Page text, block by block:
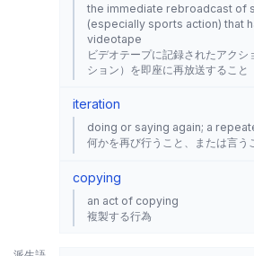
the immediate rebroadcast of
(especially sports action) that
videotape
ビデオテープに記録されたアクシ
ション）を即座に再放送すること
iteration
doing or saying again; a
何かを再び行うこと、または言う
copying
an act of copying
複製する行為